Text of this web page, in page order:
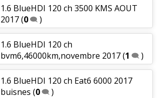
1.6 BlueHDI 120 ch 3500 KMS AOUT
2017(0 )
1.6 BlueHDI 120 ch
bvm6,46000km,novembre 2017(1 )
1.6 BlueHDI 120 ch Eat6 6000 2017
buisnes (0 )